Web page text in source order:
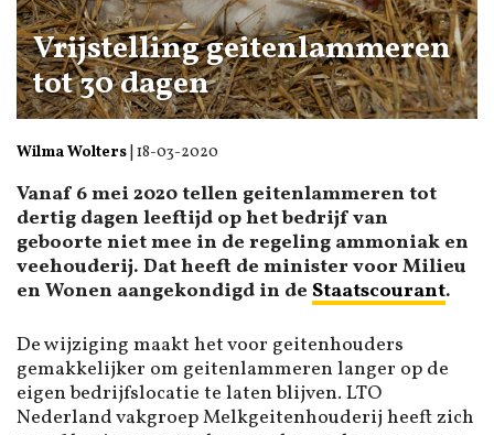
Vrijstelling geitenlammeren
tot 30 dagen
Wilma Wolters 18-03-2020
Vanaf 6 mei 2020 tellen geitenlammeren tot
dertig dagen leeftijd op het bedrijf van
geboorte niet mee in de regeling ammoniak en
veehouderij. Dat heeft de minister voor Milieu
en Wonen aangekondigd in de Staatscourant.
De wijziging maakt het voor geitenhouders
gemakkelijker om geitenlammeren langer op de
eigen bedrijfslocatie te laten blijven. LTO
Nederland vakgroep Melkgeitenhouderij heeft zich